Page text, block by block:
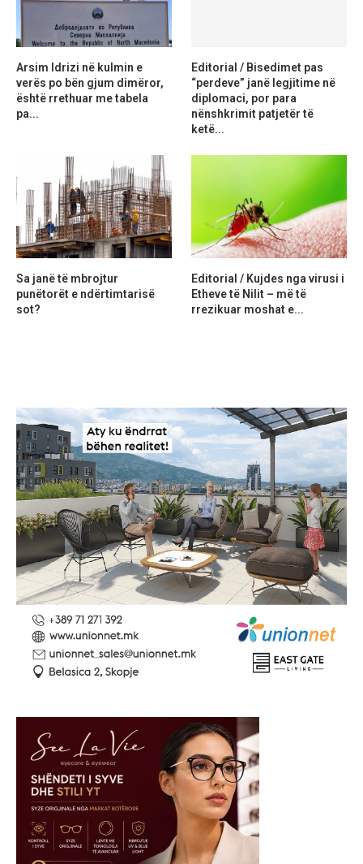
Arsim Idrizi në kulmin e
verës po bën gjum dimëror,
është rrethuar me tabela
pa...
Editorial / Bisedimet pas
“perdeve” janë legjitime në
diplomaci, por para
nënshkrimit patjetër të
ketë...
Sa janë të mbrojtur
punëtorët e ndërtimtarisë
sot?
Editorial / Kujdes nga virusi i
Etheve të Nilit – më të
rrezikuar moshat e...